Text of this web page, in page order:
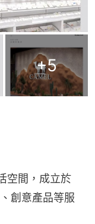
+5
空間，成立於
創意產品等服